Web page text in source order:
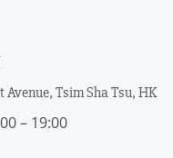
Tsim Sha Tsu, HK
– 19:00